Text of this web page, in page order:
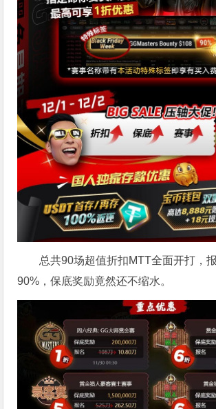
总共90场超值折扣MTT全面开打，
90%，保底奖励竟然还不缩水。